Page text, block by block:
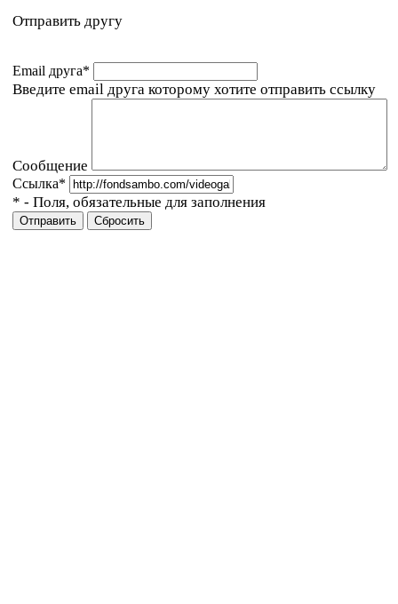
Отправить другу
Email друга*
Введите email друга которому хотите отправить ссылку
Сообщение
Ссылка*
* - Поля, обязательные для заполнения